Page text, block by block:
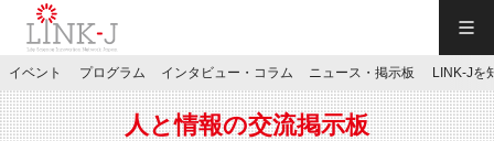
JP／EN
イベント プログラム インタビュー・コラム ニュース・掲示板 LINK-Jを
人と情報の交流掲示板